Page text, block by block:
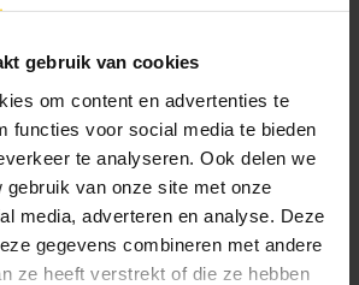
gebruik van cookies
om content en advertenties te
functies voor social media te bieden
te analyseren. Ook delen we
gebruik van onze site met onze
media, adverteren en analyse. Deze
gegevens combineren met andere
ze heeft verstrekt of die ze hebben
HOUT
600x350 cm |
in webshop
€2.969,95